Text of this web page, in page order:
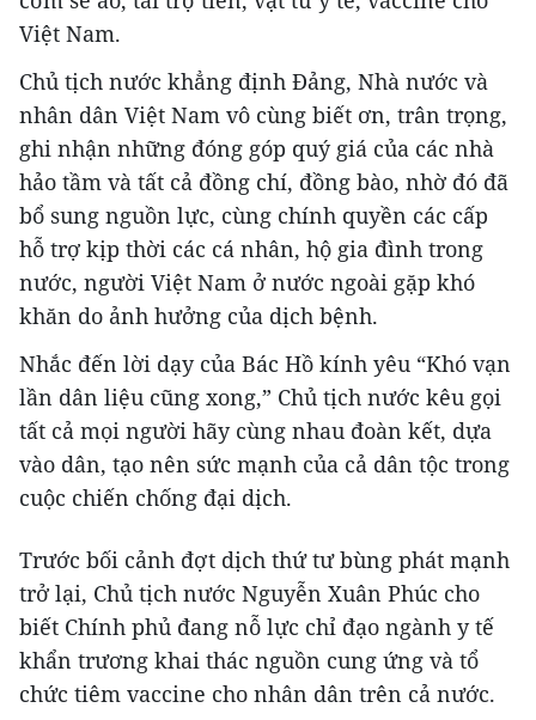
Việt Nam.
Chủ tịch nước khẳng định Đảng, Nhà nước và
nhân dân Việt Nam vô cùng biết ơn, trân trọng,
ghi nhận những đóng góp quý giá của các nhà
hảo tầm và tất cả đồng chí, đồng bào, nhờ đó đã
bổ sung nguồn lực, cùng chính quyền các cấp
hỗ trợ kịp thời các cá nhân, hộ gia đình trong
nước, người Việt Nam ở nước ngoài gặp khó
khăn do ảnh hưởng của dịch bệnh.
Nhắc đến lời dạy của Bác Hồ kính yêu “Khó vạn
lần dân liệu cũng xong,” Chủ tịch nước kêu gọi
tất cả mọi người hãy cùng nhau đoàn kết, dựa
vào dân, tạo nên sức mạnh của cả dân tộc trong
cuộc chiến chống đại dịch.
Trước bối cảnh đợt dịch thứ tư bùng phát mạnh
trở lại, Chủ tịch nước Nguyễn Xuân Phúc cho
biết Chính phủ đang nỗ lực chỉ đạo ngành y tế
khẩn trương khai thác nguồn cung ứng và tổ
chức tiêm vaccine cho nhân dân trên cả nước.